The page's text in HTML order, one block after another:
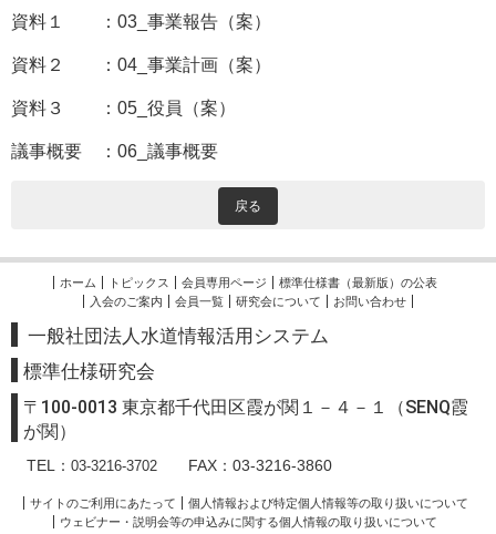
資料１ ：03_事業報告（案）
資料２ ：04_事業計画（案）
資料３ ：05_役員（案）
議事概要 ：06_議事概要
戻る
ホーム トピックス 会員専用ページ
標準仕様書（最新版）の公表
入会のご案内
会員一覧 研究会について お問い合わせ
一般社団法人水道情報活用システム
標準仕様研究会
〒100-0013 東京都千代田区霞が関１－４－１（SENQ霞
が関）
TEL： 03-3216-3702 FAX：03-3216-3860
サイトのご利用にあたって
個人情報および特定個人情報等の取り扱いについて
ウェビナー・説明会等の申込みに関する個人情報の取り扱いについて